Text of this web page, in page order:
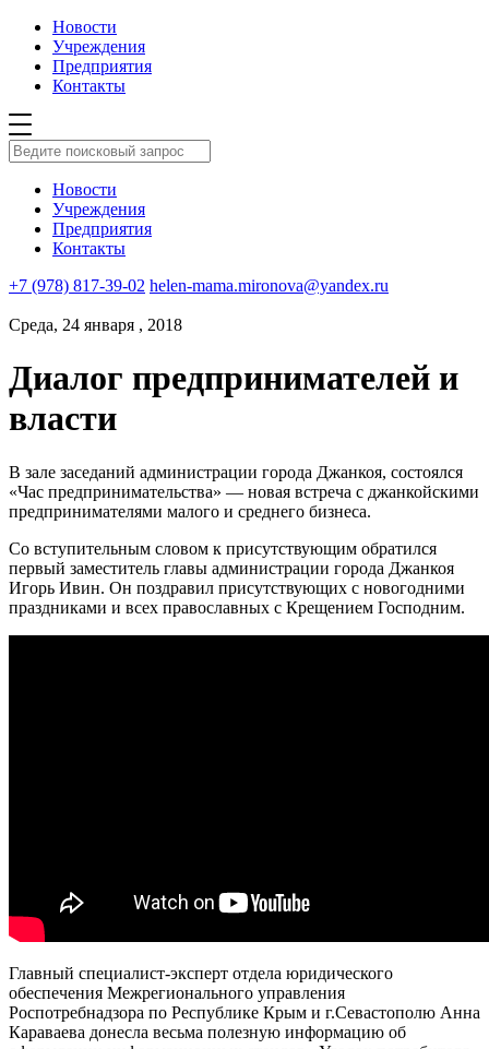
Новости
Учреждения
Предприятия
Контакты
Новости
Учреждения
Предприятия
Контакты
+7 (978) 817-39-02 helen-mama.mironova@yandex.ru
Среда, 24 января , 2018
Диалог предпринимателей и
власти
В зале заседаний администрации города Джанкоя, состоялся
«Час предпринимательства» — новая встреча с джанкойскими
предпринимателями малого и среднего бизнеса.
Со вступительным словом к присутствующим обратился
первый заместитель главы администрации города Джанкоя
Игорь Ивин. Он поздравил присутствующих с новогодними
праздниками и всех православных с Крещением Господним.
Главный специалист-эксперт отдела юридического
обеспечения Межрегионального управления
Роспотребнадзора по Республике Крым и г.Севастополю Анна
Караваева донесла весьма полезную информацию об